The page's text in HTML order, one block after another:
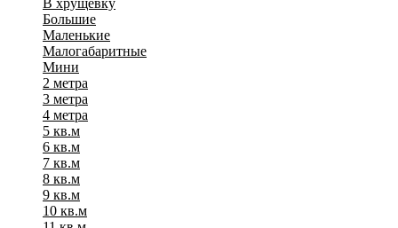
В хрущевку
Большие
Маленькие
Малогабаритные
Мини
2 метра
3 метра
4 метра
5 кв.м
6 кв.м
7 кв.м
8 кв.м
9 кв.м
10 кв.м